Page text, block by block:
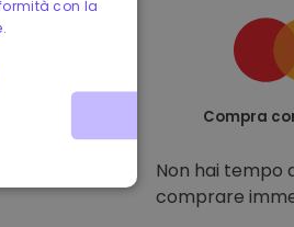
Compra
Non hai tempo
comprare
con la